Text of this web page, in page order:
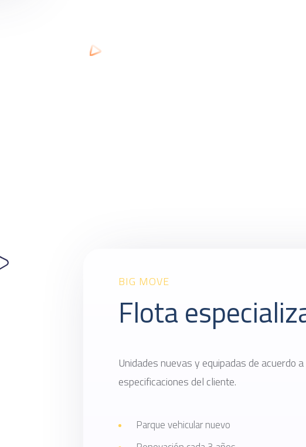
Flota
BIG MOVE
Unidades nuevas y equipadas de acuerdo
especificaciones del cliente.
Parque vehicular nuevo